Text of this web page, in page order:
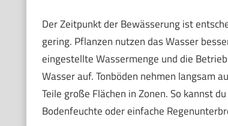
Der Zeitpunkt der Bewässerung ist
gering. Pflanzen nutzen das Wasser
eingestellte Wassermenge und die
Wasser auf. Tonböden nehmen langsam
Teile große Flächen in Zonen. So kannst
Bodenfeuchte oder einfache